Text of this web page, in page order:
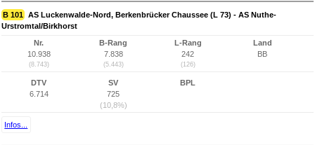
B 101 AS Luckenwalde-Nord, Berkenbrücker Chaussee (L 73) - AS Nuthe-
Urstromtal/Birkhorst
Nr.
10.938
(8.743)
B-Rang
7.838
(5.443)
L-Rang
242
(126)
Land
BB
DTV
6.714
SV
725
(10,8%)
BPL
Infos...